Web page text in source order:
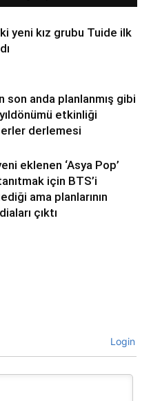
yeni kız grubu Tuide ilk
son anda planlanmış gibi
etkinliği
derlemesi
eklenen ‘Asya Pop’
için BTS’i
ama planlarının
çıktı
Login